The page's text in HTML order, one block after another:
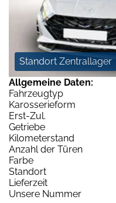
Standort Zentrallager
Allgemeine Daten:
Fahrzeugtyp
Karosserieform
Erst-Zul.
Getriebe
Kilometerstand
Anzahl der Türen
Farbe
Standort
Lieferzeit
Unsere Nummer